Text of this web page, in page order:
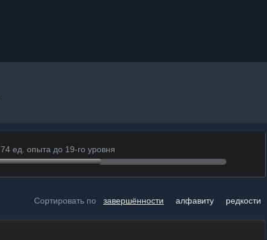
74 ед. опыта до 19-го уровня
Сортировать по завершённости алфавиту редкости